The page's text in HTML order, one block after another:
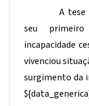
A
seu
incapacidade
vivenciou
surgimento da